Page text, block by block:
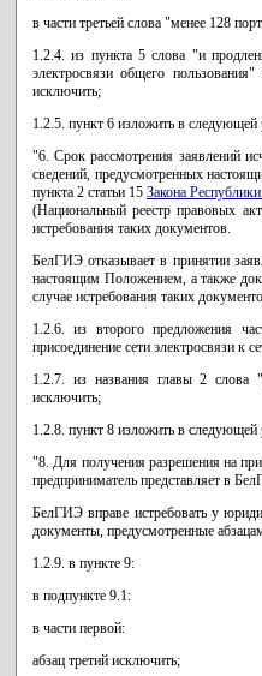
в части третьей слова "менее 128
1.2.4. из пункта 5 слова "и
электросвязи общего
исключить;
1.2.5. пункт 6 изложить в следующей
"6. Срок рассмотрения заявлений
сведений, предусмотренных
пункта 2 статьи 15 Закона
(Национальный реестр правовых
истребования таких документов.
БелГИЭ отказывает в принятии
настоящим Положением, а также
случае истребования таких
1.2.6. из второго предложения
присоединение сети электросвязи к
1.2.7. из названия главы 2
исключить;
1.2.8. пункт 8 изложить в следующей
"8. Для получения разрешения на
предприниматель представляет в
БелГИЭ вправе истребовать у
документы, предусмотренные
1.2.9. в пункте 9:
в подпункте 9.1:
в части первой:
абзац третий исключить;